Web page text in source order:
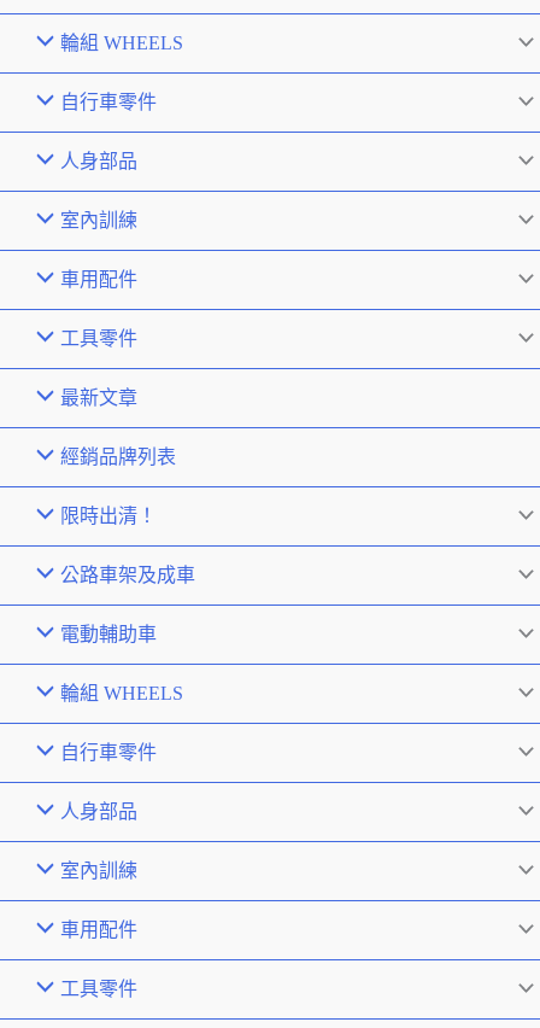
輪組 WHEELS
自行車零件
人身部品
室內訓練
車用配件
工具零件
最新文章
經銷品牌列表
限時出清！
公路車架及成車
電動輔助車
輪組 WHEELS
自行車零件
人身部品
室內訓練
車用配件
工具零件